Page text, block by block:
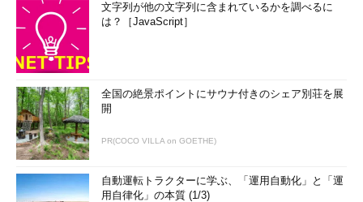
文字列が他の文字列に含まれているかを調べるに
は？［JavaScript］
全国の絶景ポイントにサウナ付きのシェア別荘を展
開
PR(COCO VILLA on GOETHE)
自動運転トラクターに学ぶ、「運用自動化」と「運
用自律化」の本質 (1/3)